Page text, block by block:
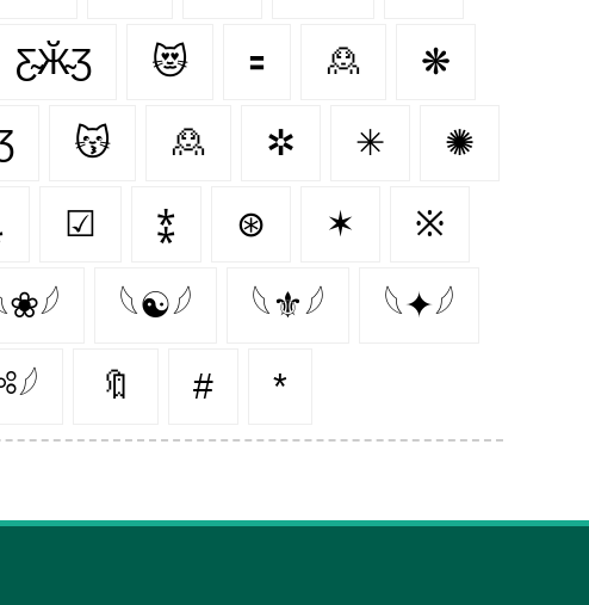
Ƹ̴Ӂ̴Ʒ 😻 🟰 🙎‍ ❋
😽 🙎 ✲ ✳ ✺
☑ ⁑ ⊛ ✶ ※
𓆩☯𓆪 𓆩⚜𓆪 𓆩✦𓆪
🔖 # *